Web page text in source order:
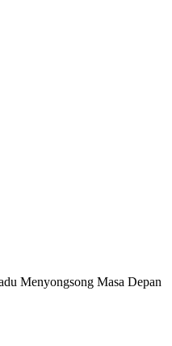
Menyongsong Masa Depan